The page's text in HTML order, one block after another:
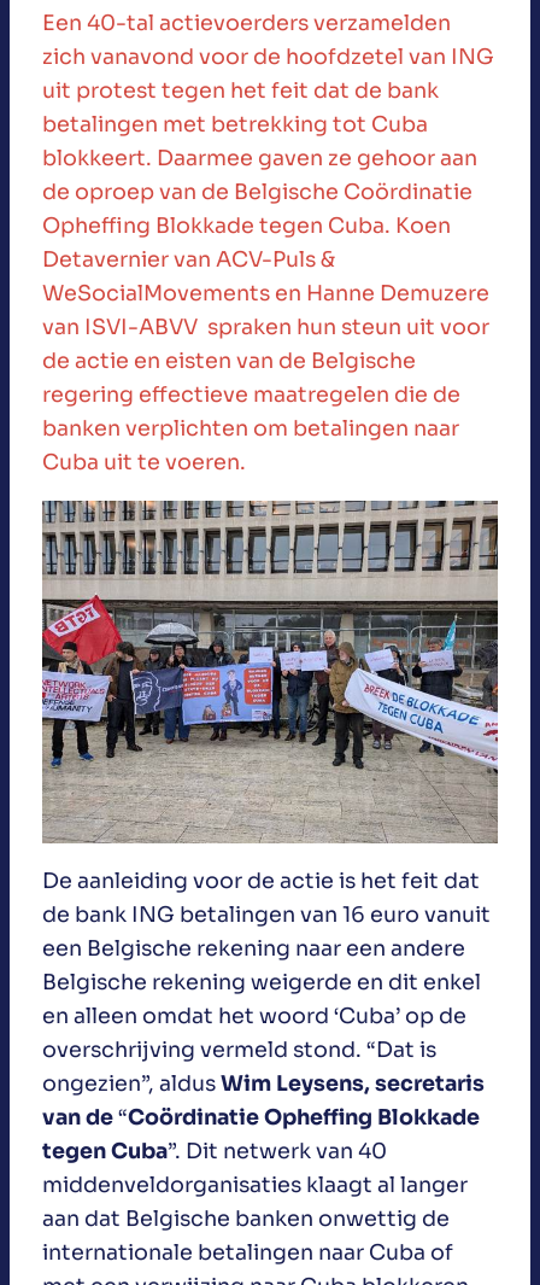
Een 40-tal actievoerders verzamelden
zich vanavond voor de hoofdzetel van ING
uit protest tegen het feit dat de bank
betalingen met betrekking tot Cuba
blokkeert. Daarmee gaven ze gehoor aan
de oproep van de Belgische Coördinatie
Opheffing Blokkade tegen Cuba. Koen
Detavernier van ACV-Puls &
WeSocialMovements en Hanne Demuzere
van ISVI-ABVV spraken hun steun uit voor
de actie en eisten van de Belgische
regering effectieve maatregelen die de
banken verplichten om betalingen naar
Cuba uit te voeren.
De aanleiding voor de actie is het feit dat
de bank ING betalingen van 16 euro vanuit
een Belgische rekening naar een andere
Belgische rekening weigerde en dit enkel
en alleen omdat het woord ‘Cuba’ op de
overschrijving vermeld stond. “Dat is
ongezien”, aldusWim Leysens, secretaris
van de“Coördinatie Opheffing Blokkade
tegen Cuba”. Dit netwerk van 40
middenveldorganisaties klaagt al langer
aan dat Belgische banken onwettig de
internationale betalingen naar Cuba of